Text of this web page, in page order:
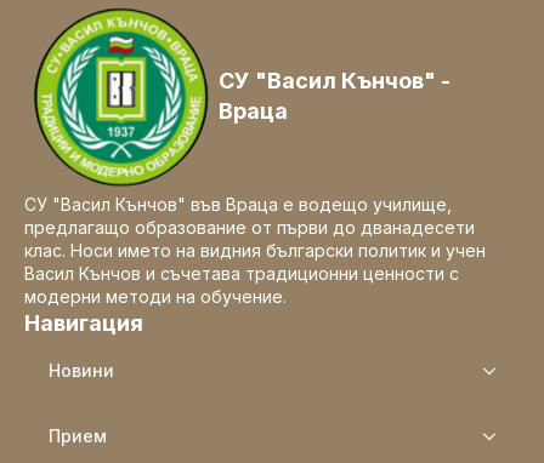
СУ "Васил Кънчов" -
Враца
СУ "Васил Кънчов" във Враца е водещо училище,
предлагащо образование от първи до дванадесети
клас. Носи името на видния български политик и учен
Васил Кънчов и съчетава традиционни ценности с
модерни методи на обучение.
Навигация
Новини
Прием